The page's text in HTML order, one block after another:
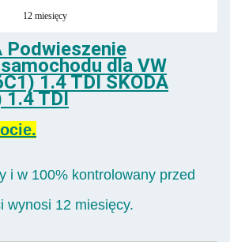
12 miesięcy
Podwieszenie
dla VW
1.4 TDI SKODA
1.4 TDI
i w 100% kontrolowany przed
wynosi 12 miesięcy.